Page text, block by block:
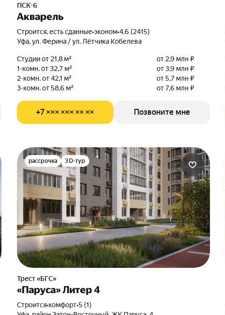
ПСК-6
Акварель
Строится, есть сданные•эконом•4.6 (2415)
Уфа, ул. Ферина / ул. Лётчика Кобелева
Студии от 21,8 м²
от 2,9 млн ₽
1-комн. от 32,7 м²
от 3,9 млн ₽
2-комн. от 42,1 м²
от 5,7 млн ₽
3-комн. от 58,6 м²
от 7,6 млн ₽
+7 ××× ××× ×× ×× Позвоните мне
рассрочка 3D-тур
Трест «БГС»
«Паруса» Литер 4
Строится•комфорт•5 (1)